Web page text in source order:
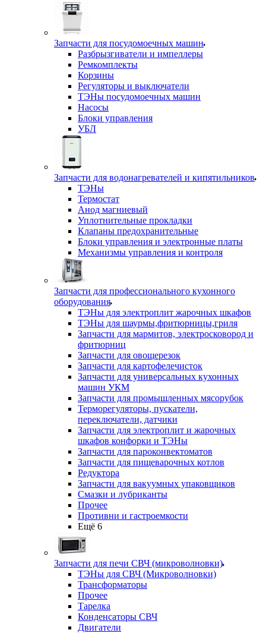
Запчасти для посудомоечных машин
Разбрызгиватели и импеллеры
Ремкомплекты
Корзины
Регуляторы и выключатели
ТЭНы посудомоечных машин
Насосы
Блоки управления
УБЛ
Запчасти для водонагревателей и кипятильников
ТЭНы
Термостат
Анод магниевый
Уплотнительные прокладки
Клапаны предохранительные
Блоки управления и электронные платы
Механизмы управления и контроля
Запчасти для профессионального кухонного
оборудования
ТЭНы для электроплит жарочных шкафов
ТЭНы для шаурмы,фритюрницы,гриля
Запчасти для мармитов, электросковород и
фритюрниц
Запчасти для овощерезок
Запчасти для картофелечисток
Запчасти для универсальных кухонных
машин УКМ
Запчасти для промышленных мясорубок
Терморегуляторы, пускатели,
переключатели, датчики
Запчасти для электроплит и жарочных
шкафов конфорки и ТЭНы
Запчасти для пароконвектоматов
Запчасти для пищеварочных котлов
Редуктора
Запчасти для вакуумных упаковщиков
Смазки и лубриканты
Прочее
Противни и гастроемкости
Ещё 6
Запчасти для печи СВЧ (микроволновки)
ТЭНы для СВЧ (Микроволновки)
Трансформаторы
Прочее
Тарелка
Конденсаторы СВЧ
Двигатели